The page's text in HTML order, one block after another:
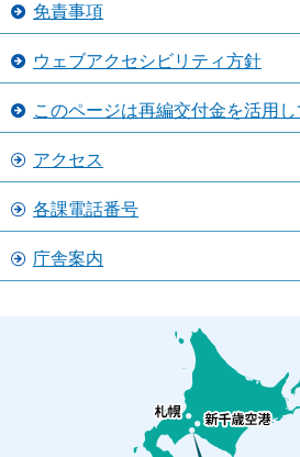
免責事項
ウェブアクセシビリティ方針
このページは再編交付金を活用
アクセス
各課電話番号
庁舎案内